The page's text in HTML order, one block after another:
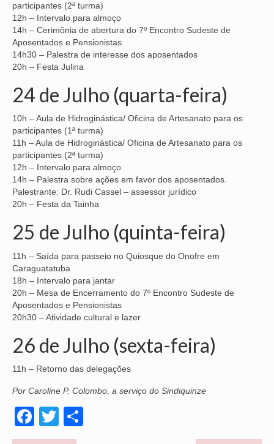
OFICIAIS DE JUSTIÇA
SAÚDE
SOLIDARIEDADE
TÉCNICOS JUDICIÁRIOS
TECNOLOGIA DA INFORMAÇÃO
participantes (2ª turma)
12h – Intervalo para almoço
14h – Cerimônia de abertura do 7º Encontro Sudeste de
Aposentados e Pensionistas
14h30 – Palestra de interesse dos aposentados
20h – Festa Julina
24 de Julho (quarta-feira)
10h – Aula de Hidroginástica/ Oficina de Artesanato para os
participantes (1ª turma)
11h – Aula de Hidroginástica/ Oficina de Artesanato para os
participantes (2ª turma)
12h – Intervalo para almoço
14h – Palestra sobre ações em favor dos aposentados.
Palestrante: Dr. Rudi Cassel – assessor jurídico
20h – Festa da Tainha
25 de Julho (quinta-feira)
11h – Saída para passeio no Quiosque do Onofre em
Caraguatatuba
18h – Intervalo para jantar
20h – Mesa de Encerramento do 7º Encontro Sudeste de
Aposentados e Pensionistas
20h30 – Atividade cultural e lazer
26 de Julho (sexta-feira)
11h – Retorno das delegações
Por Caroline P. Colombo, a serviço do Sindiquinze
Facebook
Twitter